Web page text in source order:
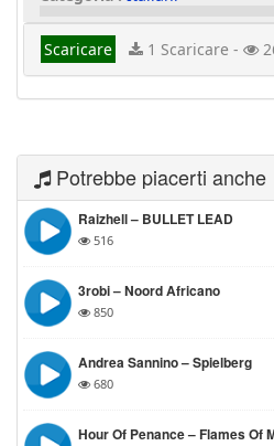
Scaricare 1 Scaricare -
Potrebbe piacerti anche
Raizhell – BULLET LEAD
516
3robi – Noord Africano
850
Andrea Sannino – Spielberg
680
Hour Of Penance – Flames Of